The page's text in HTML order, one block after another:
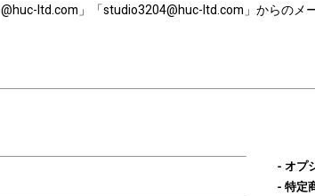
ltd.com」「studio3204@huc-ltd.com」からのメ
オプ
特定